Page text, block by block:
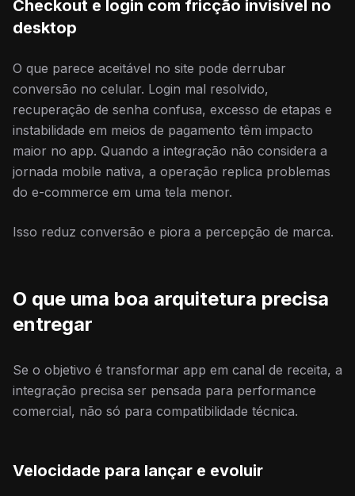
Checkout e login com fricção invisível no
desktop
O que parece aceitável no site pode derrubar
conversão no celular. Login mal resolvido,
recuperação de senha confusa, excesso de etapas e
instabilidade em meios de pagamento têm impacto
maior no app. Quando a integração não considera a
jornada mobile nativa, a operação replica problemas
do e-commerce em uma tela menor.
Isso reduz conversão e piora a percepção de marca.
O que uma boa arquitetura precisa
entregar
Se o objetivo é transformar app em canal de receita, a
integração precisa ser pensada para performance
comercial, não só para compatibilidade técnica.
Velocidade para lançar e evoluir